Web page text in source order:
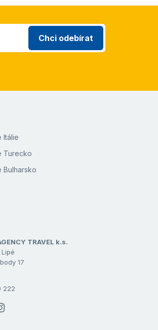
Chci odebírat
Itálie
Turecko
Bulharsko
TRAVEL k.s.
17
222